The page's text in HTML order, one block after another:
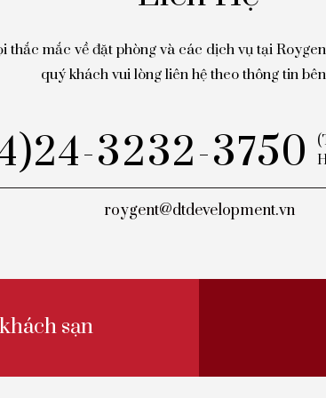
thắc mắc về đặt phòng và các dịch vụ tại
quý khách vui lòng liên hệ theo thông tin
3232-3750
roygent@dtdevelopment.vn
khách sạn